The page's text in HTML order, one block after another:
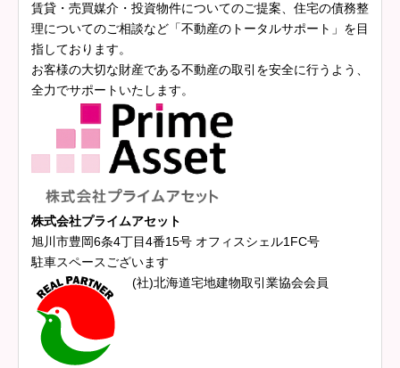
賃貸・売買媒介・投資物件についてのご提案、住宅の債務整
理についてのご相談など「不動産のトータルサポート」を目
指しております。
お客様の大切な財産である不動産の取引を安全に行うよう、
全力でサポートいたします。
株式会社プライムアセット
旭川市豊岡6条4丁目4番15号 オフィスシェル1FC号
駐車スペースございます
(社)北海道宅地建物取引業協会会員